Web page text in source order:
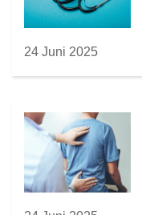
24 Juni 2025